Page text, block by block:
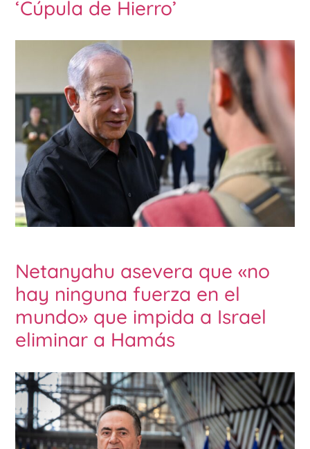
‘Cúpula de Hierro’
Netanyahu asevera que «no
hay ninguna fuerza en el
mundo» que impida a Israel
eliminar a Hamás